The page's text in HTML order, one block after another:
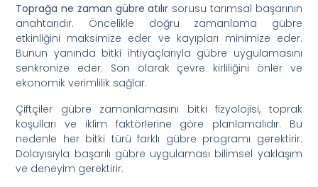
Toprağa ne zaman gübre atılır sorusu tarımsal başarının
anahtarıdır. Öncelikle doğru zamanlama gübre
etkinliğini maksimize eder ve kayıpları minimize eder.
Bunun yanında bitki ihtiyaçlarıyla gübre uygulamasını
senkronize eder. Son olarak çevre kirliliğini önler ve
ekonomik verimlilik sağlar.
Çiftçiler gübre zamanlamasını bitki fizyolojisi, toprak
koşulları ve iklim faktörlerine göre planlamalıdır. Bu
nedenle her bitki türü farklı gübre programı gerektirir.
Dolayısıyla başarılı gübre uygulaması bilimsel yaklaşım
ve deneyim gerektirir.